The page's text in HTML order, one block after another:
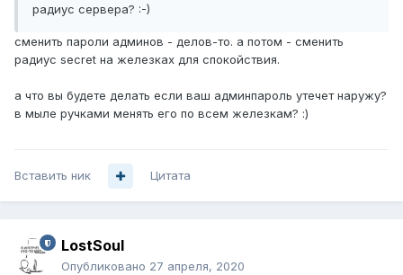
радиус сервера? :-)
сменить пароли админов - делов-то. а потом - сменить
радиус secret на железках для спокойствия.
а что вы будете делать если ваш админпароль утечет наружу?
в мыле ручками менять его по всем железкам? :)
Вставить ник Цитата
LostSoul
Опубликовано 27 апреля, 2020